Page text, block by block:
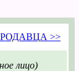
>>
лицо)